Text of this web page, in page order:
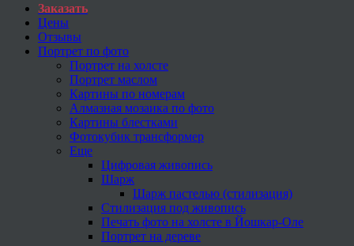
Заказать
Цены
Отзывы
Портрет по фото
Портрет на холсте
Портрет маслом
Картины по номерам
Алмазная мозаика по фото
Картины блестками
Фотокубик трансформер
Еще
Цифровая живопись
Шарж
Шарж пастелью (стилизация)
Стилизация под живопись
Печать фото на холсте в Йошкар-Оле
Портрет на дереве